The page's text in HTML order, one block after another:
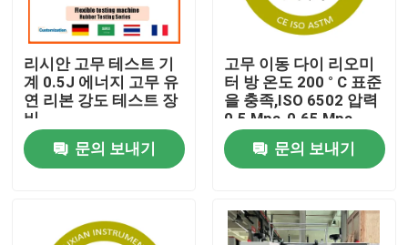
집
리시안 고무 테스트 기
계 0.5J 에너지 고무 유
연 리본 강도 테스트 장
비
문의 보내기
고무 이동 다이 리오미
터 방 온도 200 ° C 표준
을 충족,ISO 6502 압력
0.5 Mpa-0.65 Mpa
문의 보내기